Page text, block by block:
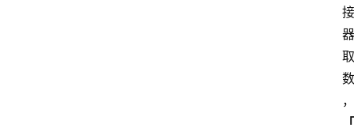
接
器
取
数
，
「